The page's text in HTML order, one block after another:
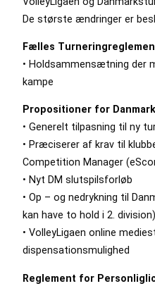
De største ændringer er
Fælles
• Holdsammensætning der
kampe
Propositioner for
• Generelt tilpasning til ny
• Præciserer af krav til
Competition Manager
• Nyt DM slutspilsforløb
• Op – og nedrykning til
kan have to hold i 2. division)
• VolleyLigaen online
dispensationsmulighed
Reglement for